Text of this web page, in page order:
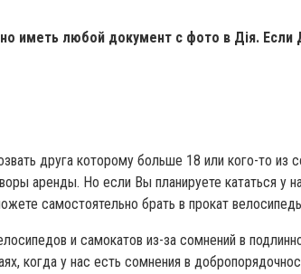
иметь любой документ с фото в Дія. Если
друга которому больше 18 или кого-то из
аренды. Но если Вы планируете кататься у
самостоятельно брать в прокат
и самокатов из-за сомнений в
когда у нас есть сомнения в